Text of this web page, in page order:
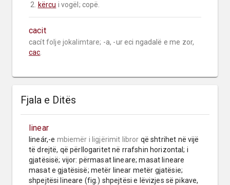
2.
kërcu i vogël; copë.
cacit
cacít folje jokalimtare;
cac
Fjala e Ditës
linear
lineár,-e mbiemër i ligjërimit libror që shtrihet në vijë
të drejtë, që përllogaritet në rrafshin horizontal; i
gjatësisë; vijor: përmasat lineare; masat lineare
masat e gjatësisë; metër linear metër gjatësie;
shpejtësi lineare (fig.) shpejtësi e lëvizjes së pikave,